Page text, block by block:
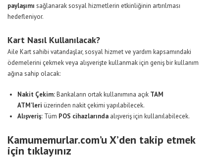
paylaşımı sağlanarak sosyal hizmetlerin etkinliğinin artırılması
hedefleniyor.
Kart Nasıl Kullanılacak?
Aile Kart sahibi vatandaşlar, sosyal hizmet ve yardım kapsamındaki
ödemelerini çekmek veya alışverişte kullanmak için geniş bir kullanım
ağına sahip olacak:
Nakit Çekim:Bankaların ortak kullanımına açık TAM
ATM’leri üzerinden nakit çekimi yapılabilecek.
Alışveriş: Tüm POS cihazlarında alışveriş için kullanılabilecek.
Kamumemurlar.com’u X’den takip etmek
için tıklayınız